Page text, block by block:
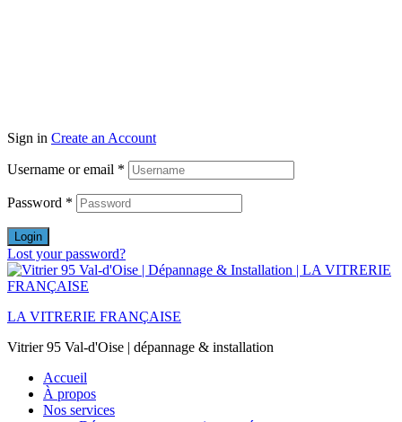
Sign in Create an Account
Username or email *
Password *
Login
Lost your password?
LA VITRERIE FRANÇAISE
Vitrier 95 Val-d'Oise | dépannage & installation
Accueil
À propos
Nos services